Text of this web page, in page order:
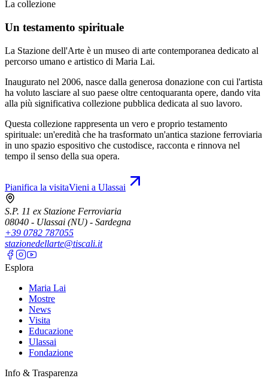
La collezione
Un testamento spirituale
La Stazione dell'Arte è un museo di arte contemporanea dedicato al
percorso umano e artistico di Maria Lai.
Inaugurato nel 2006, nasce dalla generosa donazione con cui l'artista
ha voluto lasciare al suo paese oltre centoquaranta opere, dando vita
alla più significativa collezione pubblica dedicata al suo lavoro.
Questa collezione rappresenta un vero e proprio testamento
spirituale: un'eredità che ha trasformato un'antica stazione ferroviaria
in uno spazio espositivo che custodisce, racconta e rinnova nel
tempo il senso della sua opera.
Pianifica la visitaVieni a Ulassai
S.P. 11 ex Stazione Ferroviaria
08040 - Ulassai (NU) - Sardegna
+39 0782 787055
stazionedellarte@tiscali.it
Esplora
Maria Lai
Mostre
News
Visita
Educazione
Ulassai
Fondazione
Info & Trasparenza